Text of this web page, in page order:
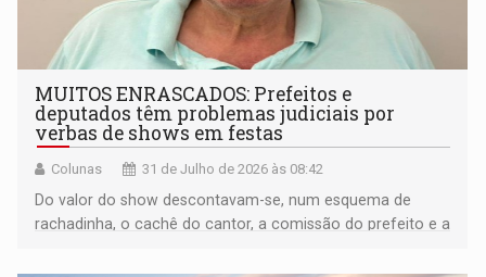
MUITOS ENRASCADOS: Prefeitos e
deputados têm problemas judiciais por
verbas de shows em festas
Colunas 31 de Julho de 2026 às 08:42
Do valor do show descontavam-se, num esquema de
rachadinha, o cachê do cantor, a comissão do prefeito e a